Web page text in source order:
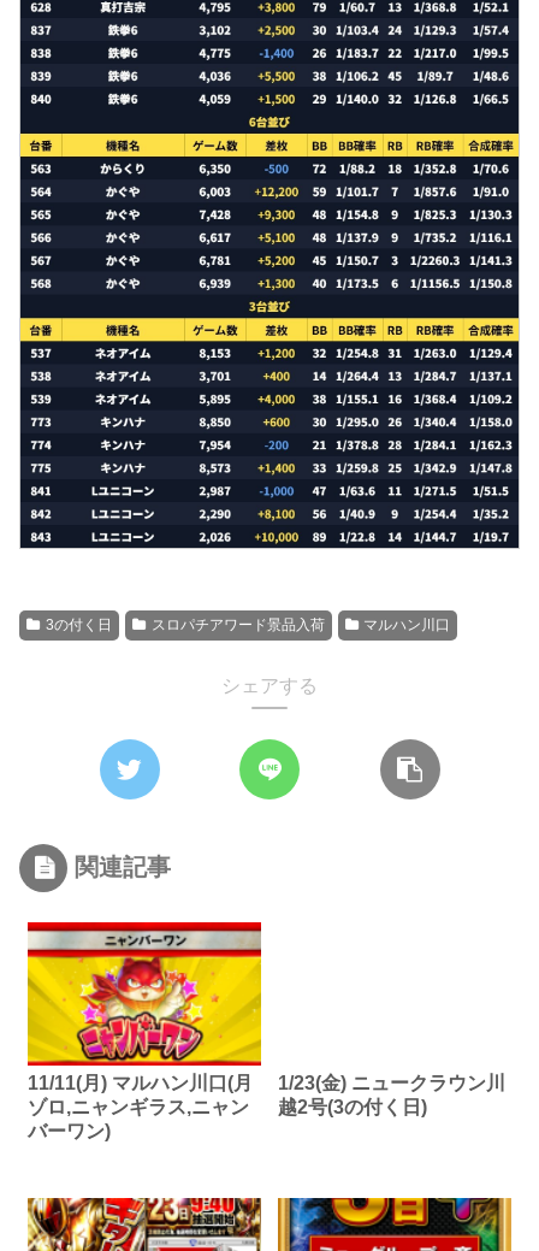
3の付く日 スロパチアワード景品入荷 マルハン川口
シェアする
関連記事
11/11(月) マルハン川口(月
ゾロ,ニャンギラス,ニャン
バーワン)
1/23(金) ニュークラウン川
越2号(3の付く日)